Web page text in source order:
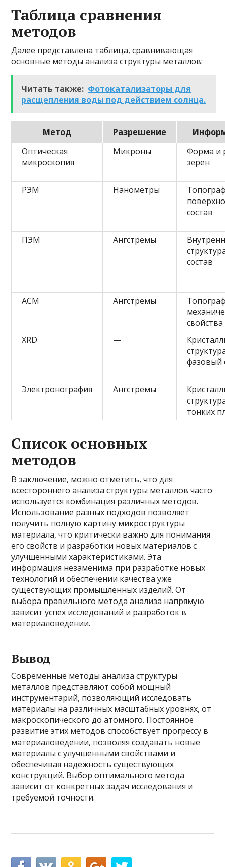
Таблица сравнения
методов
Далее представлена таблица, сравнивающая
основные методы анализа структуры металлов:
Читать также: Фотокатализаторы для
расщепления воды под действием солнца.
Метод Разрешение
Оптическая
микроскопия
Микроны
Форма и
зерен
РЭМ Нанометры
состав
ПЭМ Ангстремы
состав
АСМ Ангстремы
свойства
XRD
—
фазовый
Электронография Ангстремы
тонких
Список основных
методов
В заключение, можно отметить, что для
всестороннего анализа структуры металлов часто
используется комбинация различных методов.
Использование разных подходов позволяет
получить полную картину микроструктуры
материала, что критически важно для понимания
его свойств и разработки новых материалов с
улучшенными характеристиками. Эта
информация незаменима при разработке новых
технологий и обеспечении качества уже
существующих промышленных изделий. От
выбора правильного метода анализа напрямую
зависит успех исследований и разработок в
материаловедении.
Вывод
Современные методы анализа структуры
металлов представляют собой мощный
инструментарий, позволяющий исследовать
материалы на различных масштабных уровнях, от
макроскопического до атомного. Постоянное
развитие этих методов способствует прогрессу в
материаловедении, позволяя создавать новые
материалы с улучшенными свойствами и
обеспечивая надежность существующих
конструкций. Выбор оптимального метода
зависит от конкретных задач исследования и
требуемой точности.